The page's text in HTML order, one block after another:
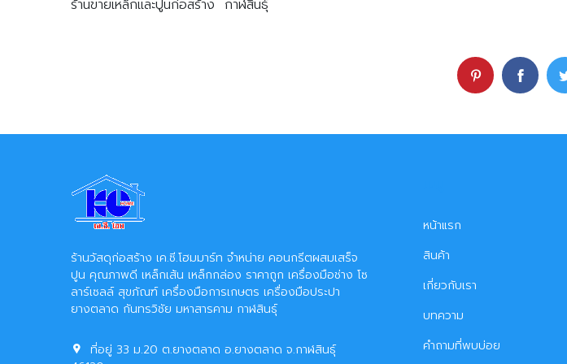
ร้านขายเหล็กและปูนก่อสร้าง กาฬสินธุ์
ร้านวัสดุก่อสร้าง เค.ซี.โฮมมาร์ท จำหน่าย คอนกรีตผสมเสร็จ
ปูน คุณภาพดี เหล็กเส้น เหล็กกล่อง ราคาถูก เครื่องมือช่าง โซ
ลาร์เซลล์ สุขภัณฑ์ เครื่องมือการเกษตร เครื่องมือประปา
ยางตลาด กันทรวิชัย มหาสารคาม กาฬสินธุ์
ที่อยู่ 33 ม.20 ต.ยางตลาด อ.ยางตลาด จ.กาฬสินธุ์
หน้าแรก
สินค้า
เกี่ยวกับเรา
บทความ
คำถามที่พบบ่อย